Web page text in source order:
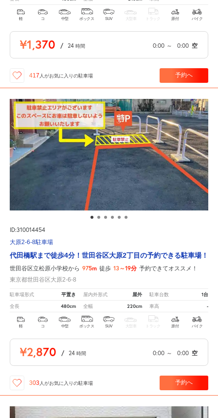
軽 コ 中型 ボックス SUV 大型車 トラック 原付 バイク
¥1,370 / 24 時間 0:00 ～ 0:00 空
417 人がお気に入りの駐車場 予約へ
ID:310014454
大原2-6-8駐車場
代田橋駅まで徒歩4分！世田谷区大原2丁目の予約できる駐車場！
世田谷区立松原小学校から 975m 徒歩 13～19分 予約できてオススメ！
東京都世田谷区大原2-6-8
駐車場形式 平置き 屋内外形式 屋外 駐車台数 1台
全長 480cm 全幅 220cm 車高 -
軽 コ 中型 ボックス SUV 大型車 トラック 原付 バイク
¥2,870 / 24 時間 0:00 ～ 0:00 空
303 人がお気に入りの駐車場 予約へ